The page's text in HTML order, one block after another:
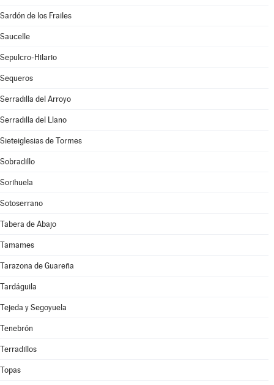
Sardón de los Frailes
Saucelle
Sepulcro-Hilario
Sequeros
Serradilla del Arroyo
Serradilla del Llano
Sieteiglesias de Tormes
Sobradillo
Sorihuela
Sotoserrano
Tabera de Abajo
Tamames
Tarazona de Guareña
Tardáguila
Tejeda y Segoyuela
Tenebrón
Terradillos
Topas